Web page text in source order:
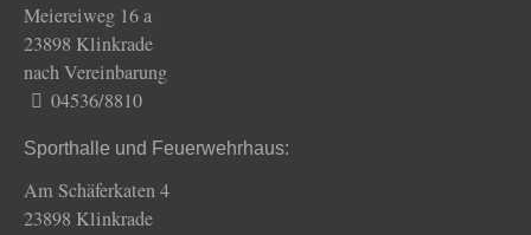
Meiereiweg 16 a
23898 Klinkrade
nach Vereinbarung
04536/8810
Sporthalle und Feuerwehrhaus:
Am Schäferkaten 4
23898 Klinkrade